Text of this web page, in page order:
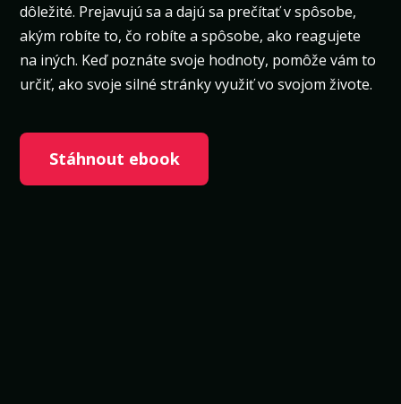
dôležité. Prejavujú sa a dajú sa prečítať v spôsobe,
akým robíte to, čo robíte a spôsobe, ako reagujete
na iných. Keď poznáte svoje hodnoty, pomôže vám to
určiť, ako svoje silné stránky využiť vo svojom živote.
Stáhnout ebook